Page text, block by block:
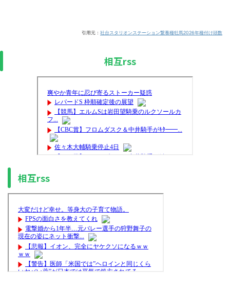
引用元： 社台スタリオンステーション繋養種牡馬2026年種付け頭数
相互rss
相互rss